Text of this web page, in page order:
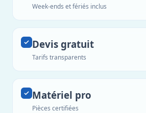
Week-ends et fériés inclus
Devis gratuit
Tarifs transparents
Matériel pro
Pièces certifiées